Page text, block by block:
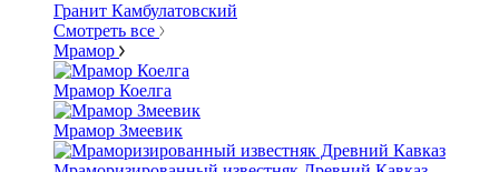
Гранит Камбулатовский
Смотреть все
Мрамор
Мрамор Коелга
Мрамор Змеевик